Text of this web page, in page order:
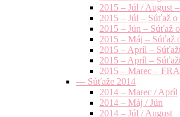
2015 – Júl / August
2015 – Júl – Súťaž
2015 – Jún – Súťaž
2015 – Máj – Súťaž
2015 – Apríl –
2015 – Apríl –
2015 – Marec –
— Súťaže 2014
2014 – Marec / Apríl
2014 – Máj / Jún
2014 – Júl / August